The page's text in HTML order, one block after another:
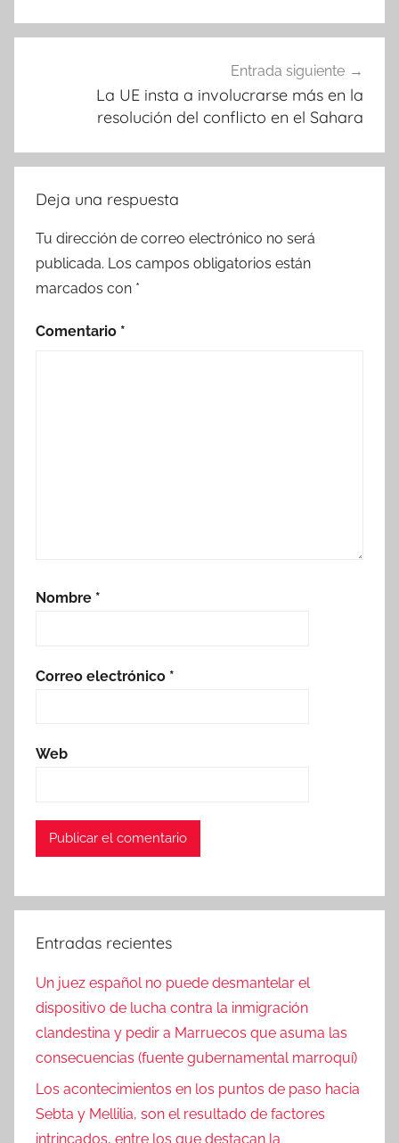
Entrada siguiente
La UE insta a involucrarse más en la
resolución del conflicto en el Sahara
Deja una respuesta
Tu dirección de correo electrónico no será
publicada. Los campos obligatorios están
marcados con *
Comentario *
Nombre *
Correo electrónico *
Web
Entradas recientes
Un juez español no puede desmantelar el
dispositivo de lucha contra la inmigración
clandestina y pedir a Marruecos que asuma las
consecuencias (fuente gubernamental marroquí)
Los acontecimientos en los puntos de paso hacia
Sebta y Mellilia, son el resultado de factores
intrincados, entre los que destacan la